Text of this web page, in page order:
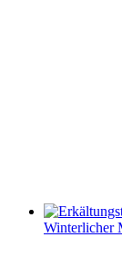
Winterlicher